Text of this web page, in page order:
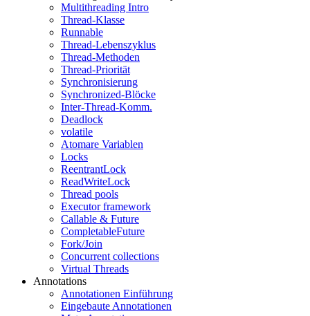
Multithreading Intro
Thread-Klasse
Runnable
Thread-Lebenszyklus
Thread-Methoden
Thread-Priorität
Synchronisierung
Synchronized-Blöcke
Inter-Thread-Komm.
Deadlock
volatile
Atomare Variablen
Locks
ReentrantLock
ReadWriteLock
Thread pools
Executor framework
Callable & Future
CompletableFuture
Fork/Join
Concurrent collections
Virtual Threads
Annotations
Annotationen Einführung
Eingebaute Annotationen